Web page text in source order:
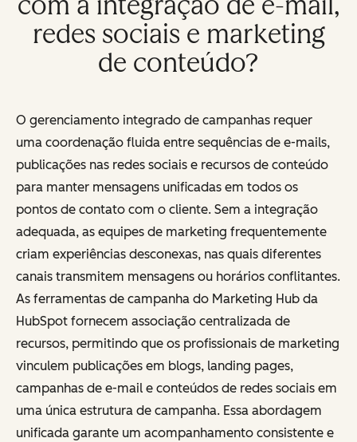
redes sociais e marketing
de conteúdo?
O gerenciamento integrado de campanhas requer
uma coordenação fluida entre sequências de e-mails,
publicações nas redes sociais e recursos de conteúdo
para manter mensagens unificadas em todos os
pontos de contato com o cliente. Sem a integração
adequada, as equipes de marketing frequentemente
criam experiências desconexas, nas quais diferentes
canais transmitem mensagens ou horários conflitantes.
As ferramentas de campanha do Marketing Hub da
HubSpot fornecem associação centralizada de
recursos, permitindo que os profissionais de marketing
vinculem publicações em blogs, landing pages,
campanhas de e-mail e conteúdos de redes sociais em
uma única estrutura de campanha. Essa abordagem
unificada garante um acompanhamento consistente e